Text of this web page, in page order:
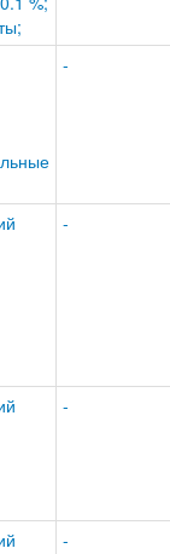
-
-
-
-